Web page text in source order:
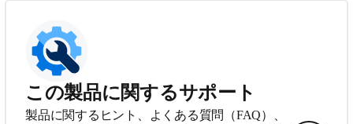
この製品に関するサポート
製品に関するヒント、よくある質問（FAQ）、